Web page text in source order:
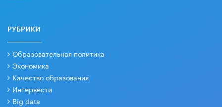
РУБРИКИ
Образовательная политика
Экономика
Качество образования
Интервести
Big data